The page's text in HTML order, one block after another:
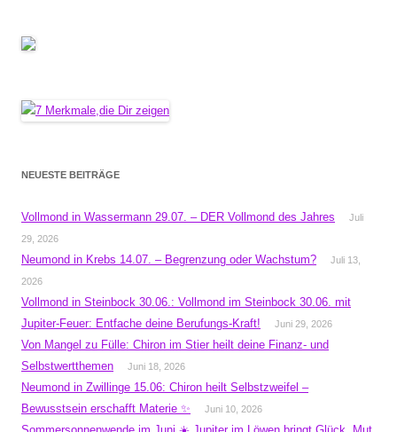
NEUESTE BEITRÄGE
Vollmond in Wassermann 29.07. – DER Vollmond des Jahres
Juli
29, 2026
Neumond in Krebs 14.07. – Begrenzung oder Wachstum?
Juli 13,
2026
Vollmond in Steinbock 30.06.: Vollmond im Steinbock 30.06. mit
Jupiter-Feuer: Entfache deine Berufungs-Kraft!
Juni 29, 2026
Von Mangel zu Fülle: Chiron im Stier heilt deine Finanz- und
Selbstwertthemen
Juni 18, 2026
Neumond in Zwillinge 15.06: Chiron heilt Selbstzweifel –
Bewusstsein erschafft Materie ✨
Juni 10, 2026